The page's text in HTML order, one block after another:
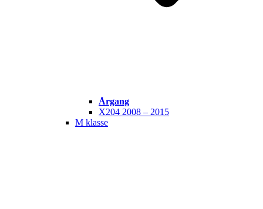
Årgang
X204 2008 – 2015
M klasse